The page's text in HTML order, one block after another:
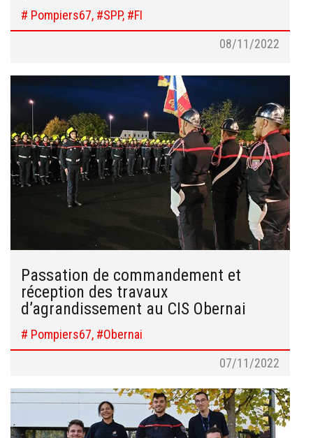
# Pompiers67, #SPP, #FI
08/11/2022
Passation de commandement et
réception des travaux
d’agrandissement au CIS Obernai
# Pompiers67, #Obernai
07/11/2022